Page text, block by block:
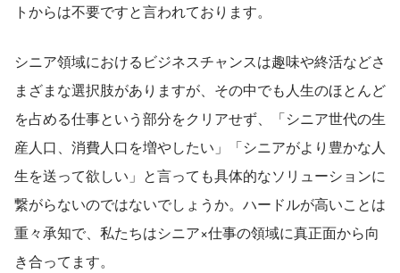
トからは不要ですと言われております。
シニア領域におけるビジネスチャンスは趣味や終活などさ
まざまな選択肢がありますが、その中でも人生のほとんど
を占める仕事という部分をクリアせず、「シニア世代の生
産人口、消費人口を増やしたい」「シニアがより豊かな人
生を送って欲しい」と言っても具体的なソリューションに
繋がらないのではないでしょうか。ハードルが高いことは
重々承知で、私たちはシニア×仕事の領域に真正面から向
き合ってます。